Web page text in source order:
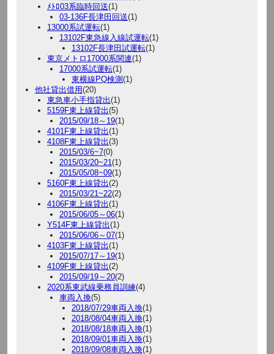
ﾒﾄﾛ03系臨時回送(1)
03-136F長津田回送(1)
13000系試運転(1)
13102F東急線入線試運転(1)
13102F長津田試運転(1)
東京メトロ17000系関連(1)
17000系試運転(1)
東横線PQ検測 (1)
他社貸出借用(20)
東急車小手指貸出(1)
5159F東上線貸出(5)
2015/09/18～19(1)
4101F東上線貸出(1)
4108F東上線貸出(3)
2015/03/6~7(0)
2015/03/20~21(1)
2015/05/08~09(1)
5160F東上線貸出(2)
2015/03/21~22(2)
4106F東上線貸出(1)
2015/06/05～06(1)
Y514F東上線貸出(1)
2015/06/06～07(1)
4103F東上線貸出(1)
2015/07/17～19(1)
4109F東上線貸出(2)
2015/09/19～20(2)
2020系東武線乗務員訓練(4)
車両入換(5)
2018/07/29車両入換(1)
2018/08/04車両入換(1)
2018/08/18車両入換(1)
2018/09/01車両入換(1)
2018/09/08車両入換(1)